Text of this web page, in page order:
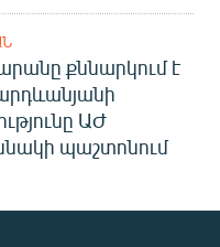
քննարկում է
ԱԺ
պաշտոնում